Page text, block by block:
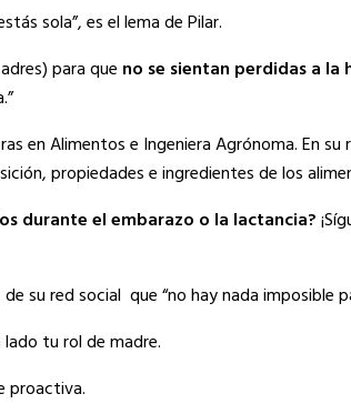
sola”, es el lema de Pilar.
para que no se sientan perdidas a la
en Alimentos e Ingeniera Agrónoma. En
propiedades e ingredientes de los
durante el embarazo o la lactancia?
su red social que “no hay nada imposible
tu rol de madre.
proactiva.